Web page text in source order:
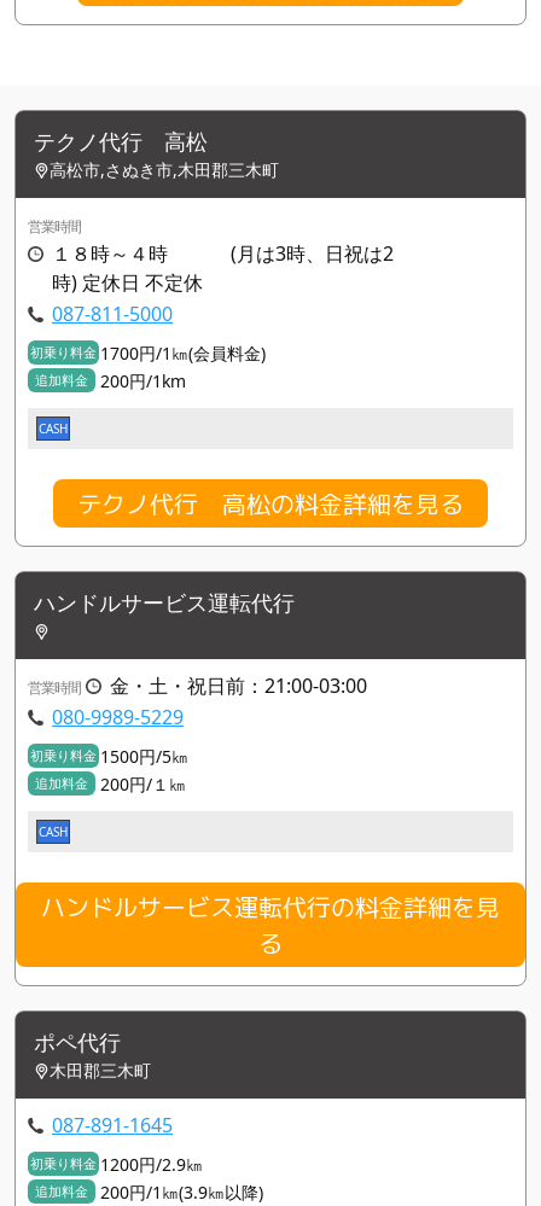
テクノ代行 高松
高松市,さぬき市,木田郡三木町
営業時間
１８時～４時 (月は3時、日祝は2
時) 定休日 不定休
087-811-5000
初乗り料金 1700円/1㎞(会員料金)
追加料金 200円/1km
CASH
テクノ代行 高松の料金詳細を見る
ハンドルサービス運転代行
営業時間
金・土・祝日前：21:00-03:00
080-9989-5229
初乗り料金 1500円/5㎞
追加料金 200円/１㎞
CASH
ハンドルサービス運転代行の料金詳細を見
る
ポペ代行
木田郡三木町
087-891-1645
初乗り料金 1200円/2.9㎞
追加料金 200円/1㎞(3.9㎞以降)